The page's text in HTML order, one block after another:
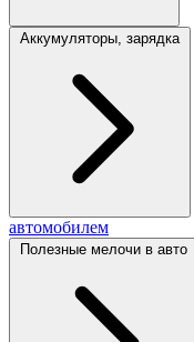
Аккумуляторы, зарядка
автомобилем
Полезные мелочи в авто